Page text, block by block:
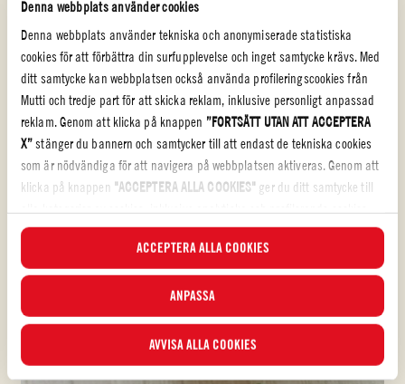
Denna webbplats använder cookies
Denna webbplats använder tekniska och anonymiserade statistiska
cookies för att förbättra din surfupplevelse och inget samtycke krävs. Med
ditt samtycke kan webbplatsen också använda profileringscookies från
Mutti och tredje part för att skicka reklam, inklusive personligt anpassad
reklam. Genom att klicka på knappen ”FORTSÄTT UTAN ATT ACCEPTERA
X”stänger du bannern och samtycker till att endast de tekniska cookies
som är nödvändiga för att navigera på webbplatsen aktiveras. Genom att
klicka på knappen "ACCEPTERA ALLA COOKIES" ger du ditt samtycke till
Om du klickar på knappen"AVVISA ALLA COOKIES" aktiveras endast
tekniska cookies och anonymiserade statistiska cookies.
I denna banner kan du välja eller välja bort de kategorier av cookies som
du vill acceptera med hjälp av de specifika bockarna och klicka på
knappen"ACCEPTERA VALDA". Du kan när som helst välja vilka cookies
du vill ge samtycke till och se den uppdaterade listan över cookies via
knappen Cookie
ACCEPTERA ALLA COOKIES
ANPASSA
AVVISA ALLA COOKIES